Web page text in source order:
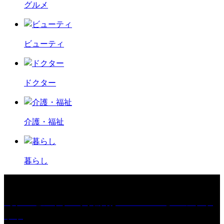
グルメ
ビューティ
ドクター
介護・福祉
暮らし